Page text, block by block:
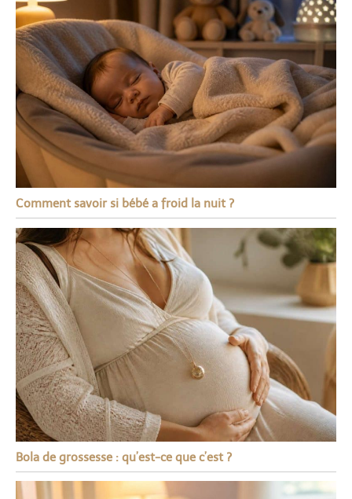
Comment savoir si bébé a froid la nuit ?
Bola de grossesse : qu’est-ce que c’est ?